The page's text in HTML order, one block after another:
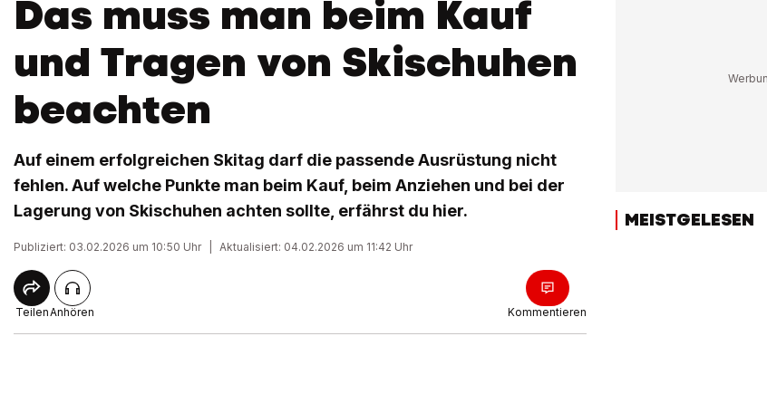
Das muss man beim Kauf
und Tragen von Skischuhen
beachten
Auf einem erfolgreichen Skitag darf die passende Ausrüstung nicht
fehlen. Auf welche Punkte man beim Kauf, beim Anziehen und bei der
Lagerung von Skischuhen achten sollte, erfährst du hier.
Publiziert: 03.02.2026 um 10:50 Uhr Aktualisiert: 04.02.2026 um 11:42 Uhr
TeilenAnhören Kommentieren
MEISTGELESEN